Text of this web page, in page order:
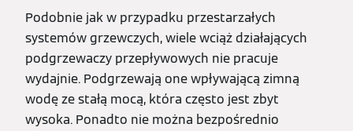
Podobnie jak w przypadku przestarzałych
systemów grzewczych, wiele wciąż działających
podgrzewaczy przepływowych nie pracuje
wydajnie. Podgrzewają one wpływającą zimną
wodę ze stałą mocą, która często jest zbyt
wysoka. Ponadto nie można bezpośrednio